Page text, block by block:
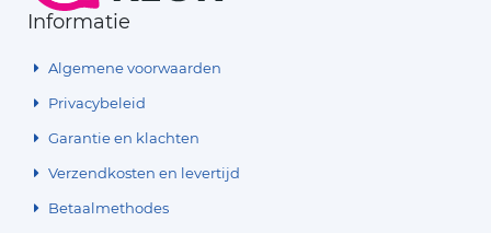
Informatie
Algemene voorwaarden
Privacybeleid
Garantie en klachten
Verzendkosten en levertijd
Betaalmethodes